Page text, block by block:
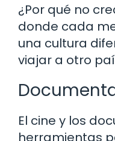
¿Por qué no
donde cada
una cultura
viajar a otro
El cine y los
herramientas